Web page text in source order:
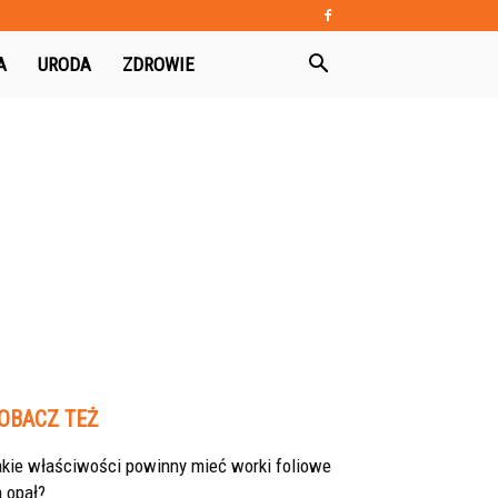
URODA ZDROWIE
TEŻ
właściwości powinny mieć worki foliowe
opał?